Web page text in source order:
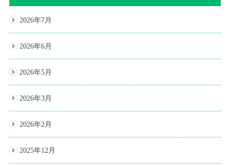
2026年7月
2026年6月
2026年5月
2026年3月
2026年2月
2025年12月